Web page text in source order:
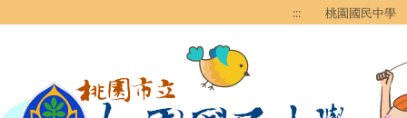
::: 桃園國民中學